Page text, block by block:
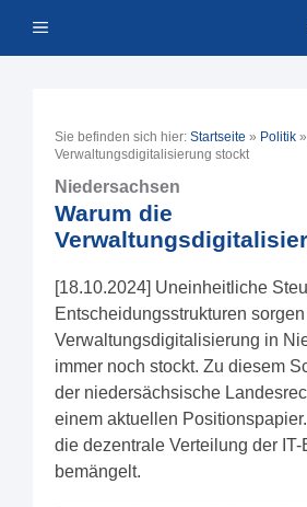
Inhalt Menü
Sie befinden sich hier: Startseite » Politik »
Verwaltungsdigitalisierung stockt
Niedersachsen
Warum die
[18.10.2024] Uneinheitliche
Entscheidungsstrukturen
Verwaltungsdigitalisierung in
immer noch stockt. Zu diesem
der niedersächsische
einem aktuellen
die dezentrale Verteilung der IT-
bemängelt.